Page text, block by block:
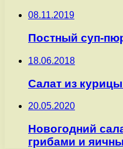
08.11.2019
Постный суп-
18.06.2018
Cалат из
20.05.2020
Новогодний
грибами и